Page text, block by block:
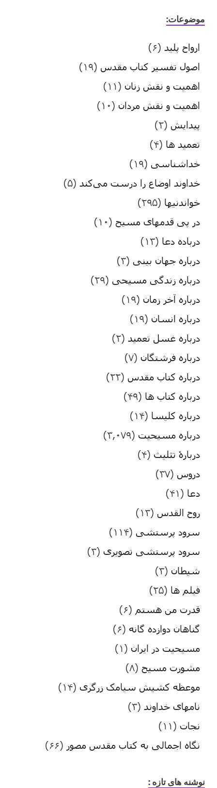
موضوعات:
ارواح پلید (۶)
اصول تفسیر کتاب مقدس (۱۹)
اهمیت و نقش زنان (۱۱)
اهمیت و نقش مردان (۱۰)
پیدایش (۲)
تعمید ها (۴)
خداشناسی (۱۹)
خداوند اوضاع را درست می‌کند (۵)
خواندنیها (۲۹۵)
در پی قدمهای مسیح (۱۰)
درباده دعا (۱۳)
درباره جهان بینی (۳)
درباره زندگی مسیحی (۲۹)
درباره آخر زمان (۱۹)
درباره انسان (۱۹)
درباره غسل تعمید (۲)
درباره فرشتگان (۷)
درباره کتاب مقدس (۲۲)
درباره کتاب ها (۴۹)
درباره کلیسا (۱۴)
درباره مسیحیت (۳,۰۷۹)
دربارۀ تثلیث (۴)
دروس (۳۷)
دعا (۴۱)
روح القدس (۱۳)
سرود پرستشی (۱۱۴)
سرود پرستشی تصویری (۳)
شیطان (۳)
فیلم ها (۲۵)
قدرت من هستم (۶)
گناهان دوازده گانه (۶)
مسیحیت در ایران (۱)
مشورت مسیح (۸)
موعظه کشیش سیامک زرگری (۱۴)
نامهای خداوند (۳)
نجات (۱۱)
نگاه اجمالی به کتاب مقدس مصور (۶۶)
نوشنه های تازه :